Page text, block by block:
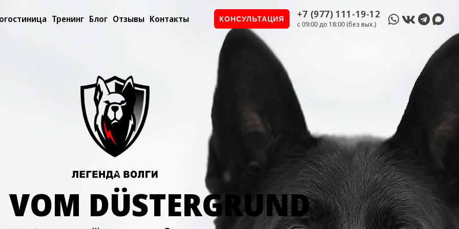
Тренинг Блог Отзывы Контакты КОНСУЛЬТАЦИЯ +7 (977) 111-19-12
c 09:00 до 18:00 (без вых.)
DÜSTERGRUND